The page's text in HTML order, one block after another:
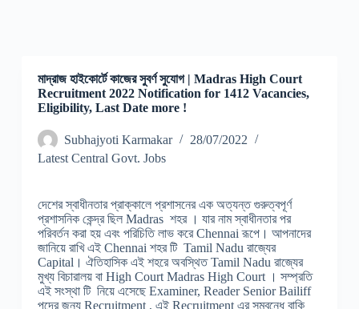
মাদ্রাজ হাইকোর্টে কাজের সুবর্ণ সুযোগ | Madras High Court
Recruitment 2022 Notification for 1412 Vacancies,
Eligibility, Last Date more !
Subhajyoti Karmakar
28/07/2022
Latest Central Govt. Jobs
দেশের স্বাধীনতার প্রাক্কালে প্রশাসনের এক অত্যন্ত গুরুত্বপূর্ণ
প্রশাসনিক কেন্দ্র ছিল Madras শহর । যার নাম স্বাধীনতার পর
পরিবর্তন করা হয় এবং পরিচিতি লাভ করে Chennai রূপে। আপনাদের
জানিয়ে রাখি এই Chennai শহর টি Tamil Nadu রাজ্যের
Capital। ঐতিহাসিক এই শহরে অবস্থিত Tamil Nadu রাজ্যের
মুখ্য বিচারালয় বা High Court Madras High Court । সম্প্রতি
এই সংস্থা টি নিয়ে এসেছে Examiner, Reader Senior Bailiff
পদের জন্য Recruitment , এই Recruitment এর সম্বন্ধে বাকি